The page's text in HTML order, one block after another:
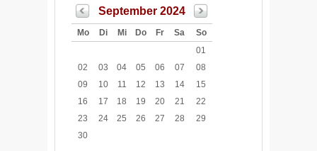
September 2024
Mo Di Mi Do Fr Sa
So
01
02
03 04 05 06 07
08
09
10 11 12 13 14
15
16
17 18 19 20 21
22
23
24 25 26 27 28
29
30